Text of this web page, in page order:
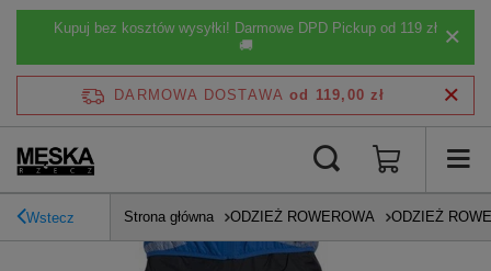
Kupuj bez kosztów wysyłki! Darmowe DPD Pickup od 119 zł
🚚
DARMOWA DOSTAWA od 119,00 zł
Wstecz Strona główna ODZIEŻ ROWEROWA ODZIEŻ